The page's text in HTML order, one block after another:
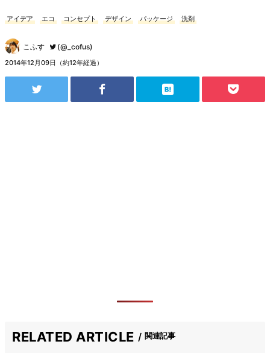
アイデア エコ コンセプト デザイン パッケージ 洗剤
こふす (@_cofus)
2014年12月09日（約12年経過）
RELATED ARTICLE 関連記事